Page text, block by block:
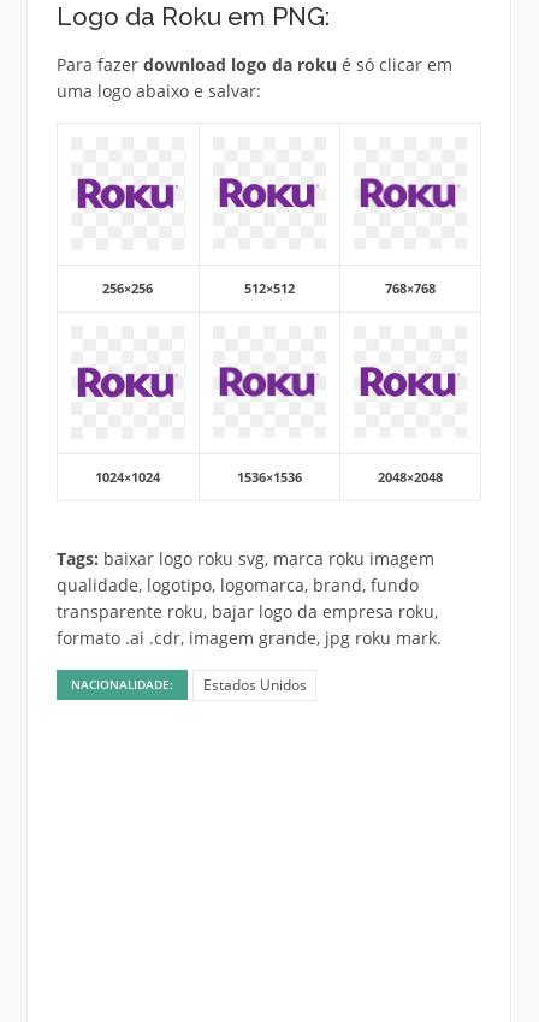
Logo da Roku em PNG:
Para fazer download logo da roku é só clicar em
uma logo abaixo e salvar:
256×256 512×512 768×768
1024×1024 1536×1536 2048×2048
Tags: baixar logo roku svg, marca roku imagem
qualidade, logotipo, logomarca, brand, fundo
transparente roku, bajar logo da empresa roku,
formato .ai .cdr, imagem grande, jpg roku mark.
NACIONALIDADE: Estados Unidos